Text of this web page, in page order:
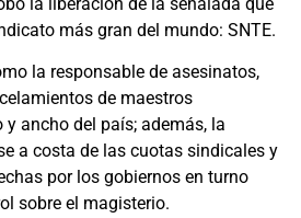
más gran del mundo: SNTE.
la responsable de asesinatos,
de maestros
ancho del país; además, la
a costa de las cuotas sindicales y
por los gobiernos en turno
sobre el magisterio.